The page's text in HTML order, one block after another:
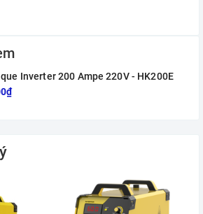
lớp sơn cách điện có tính thẩm mỹ cao
Inverter 200 Ampe 220V - HK200E